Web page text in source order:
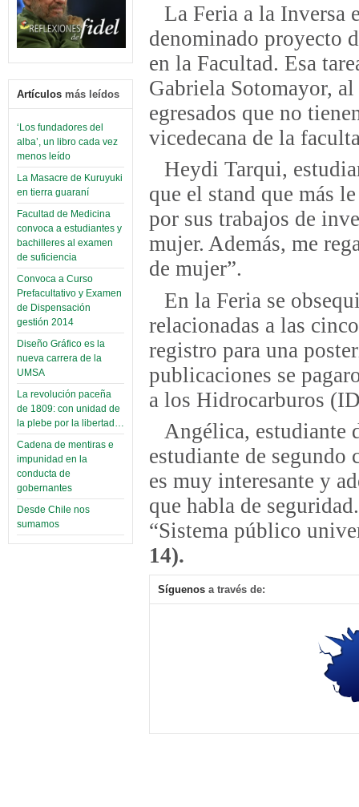
Artículos más leídos
‘Los fundadores del
alba’, un libro cada vez
menos leído
La Masacre de Kuruyuki
en tierra guaraní
Facultad de Medicina
convoca a estudiantes y
bachilleres al examen
de suficiencia
Convoca a Curso
Prefacultativo y Examen
de Dispensación
gestión 2014
Diseño Gráfico es la
nueva carrera de la
UMSA
La revolución paceña
de 1809: con unidad de
la plebe por la libertad…
Cadena de mentiras e
impunidad en la
conducta de
gobernantes
Desde Chile nos
sumamos
La Feria a la Inversa
denominado proyecto
en la Facultad. Esa
Gabriela Sotomayor,
egresados que no
vicedecana de la
Heydi Tarqui,
que el stand que más
por sus trabajos de
mujer. Además, me
de mujer”.
En la Feria se
relacionadas a las
registro para una
publicaciones se
a los Hidrocarburos
Angélica, estudiante
estudiante de segundo
es muy interesante y
que habla de
“Sistema público
14).
Síguenos a través de: